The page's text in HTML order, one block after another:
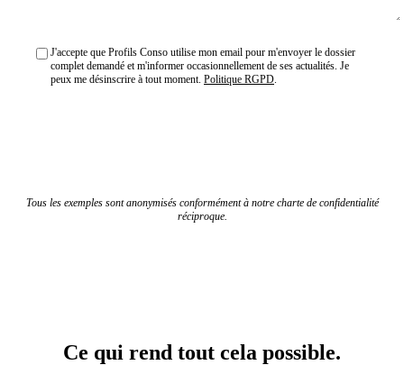
J'accepte que Profils Conso utilise mon email pour m'envoyer le dossier
complet demandé et m'informer occasionnellement de ses actualités. Je
peux me désinscrire à tout moment. Politique RGPD.
Tous les exemples sont anonymisés conformément à notre charte de confidentialité
réciproque.
Ce qui rend tout cela possible.